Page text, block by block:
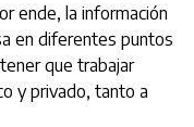
ende, la información
en diferentes puntos
que trabajar
y privado, tanto a